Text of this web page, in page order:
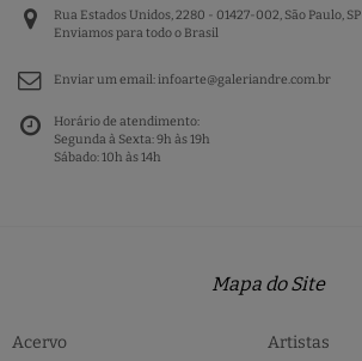
Rua Estados Unidos, 2280 - 01427-002, São Paulo, SP
Enviamos para todo o Brasil
Enviar um email:infoarte@galeriandre.com.br
Horário de atendimento:
Segunda à Sexta: 9h às 19h
Sábado: 10h às 14h
Mapa do Site
Acervo
Artistas